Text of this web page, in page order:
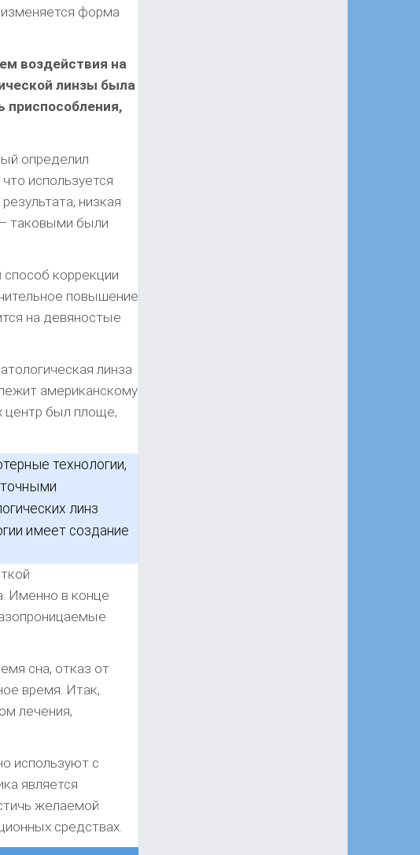
форма
воздействия на
линзы была
приспособления,
определил
используется
низкая
– таковыми были
коррекции
повышение
на девяностые
линза
американскому
центр был площе,
технологии,
линз
имеет создание
Именно в конце
сна, отказ от
время. Итак,
лечения,
используют с
является
желаемой
средствах.